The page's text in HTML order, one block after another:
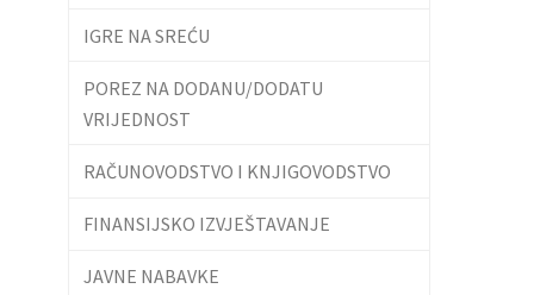
IGRE NA SREĆU
POREZ NA DODANU/DODATU
VRIJEDNOST
RAČUNOVODSTVO I KNJIGOVODSTVO
FINANSIJSKO IZVJEŠTAVANJE
JAVNE NABAVKE